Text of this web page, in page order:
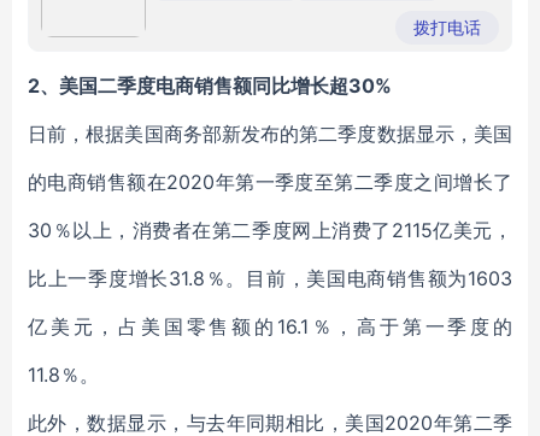
发展有限
公司
拨打电话
2、美国二季度电商销售额同比增长超30%
日前，根据美国商务部新发布的第二季度数据显示，美国
的电商销售额在2020年第一季度至第二季度之间增长了
30％以上，消费者在第二季度网上消费了2115亿美元，
比上一季度增长31.8％。目前，美国电商销售额为1603
亿美元，占美国零售额的16.1％，高于第一季度的
11.8％。
此外，数据显示，与去年同期相比，美国2020年第二季